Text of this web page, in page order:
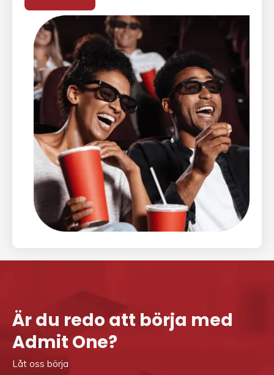
Är du redo att börja med
Admit One?
Låt oss börja